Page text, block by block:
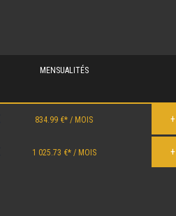
MENSUALITÉS
834.99 €* / MOIS +
1 025.73 €* / MOIS +